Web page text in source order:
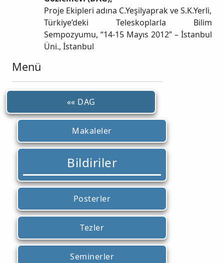
Proje Ekipleri adına C.Yeşilyaprak ve S.K.Yerli,
Türkiye’deki Teleskoplarla Bilim
Sempozyumu, “14-15 Mayıs 2012” – İstanbul
Üni., İstanbul
Menü
«« DAG
Makaleler
Bildiriler
Posterler
Tezler
Seminerler